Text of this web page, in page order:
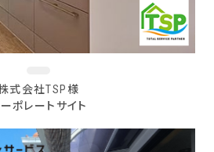
式会社TSP様
ポレートサイト